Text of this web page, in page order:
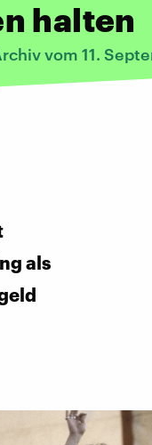
halten
vom 11.
als